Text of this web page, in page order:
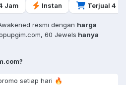
Jam Instan Terjual 4
resmi dengan harga
60 Jewels hanya
setiap hari 🔥